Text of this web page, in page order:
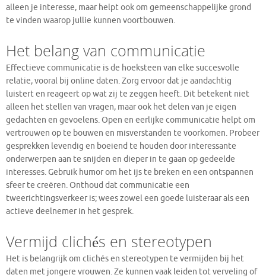
alleen je interesse, maar helpt ook om gemeenschappelijke grond
te vinden waarop jullie kunnen voortbouwen.
Het belang van communicatie
Effectieve communicatie is de hoeksteen van elke succesvolle
relatie, vooral bij online daten. Zorg ervoor dat je aandachtig
luistert en reageert op wat zij te zeggen heeft. Dit betekent niet
alleen het stellen van vragen, maar ook het delen van je eigen
gedachten en gevoelens. Open en eerlijke communicatie helpt om
vertrouwen op te bouwen en misverstanden te voorkomen. Probeer
gesprekken levendig en boeiend te houden door interessante
onderwerpen aan te snijden en dieper in te gaan op gedeelde
interesses. Gebruik humor om het ijs te breken en een ontspannen
sfeer te creëren. Onthoud dat communicatie een
tweerichtingsverkeer is; wees zowel een goede luisteraar als een
actieve deelnemer in het gesprek.
Vermijd clichés en stereotypen
Het is belangrijk om clichés en stereotypen te vermijden bij het
daten met jongere vrouwen. Ze kunnen vaak leiden tot verveling of